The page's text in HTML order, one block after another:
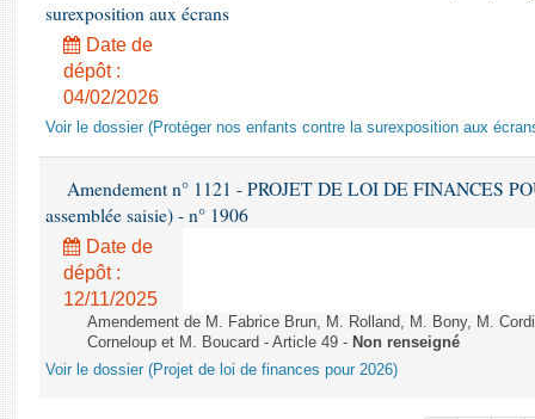
surexposition aux écrans
Date de
dépôt :
04/02/2026
Voir le dossier (Protéger nos enfants contre la surexposition aux
Amendement n° 1121 - PROJET DE LOI DE FINANCES
assemblée saisie) - n° 1906
Date de
dépôt :
12/11/2025
Amendement de M. Fabrice Brun, M. Rolland, M. Bony, M.
Corneloup et M. Boucard - Article 49 - Non renseigné
Voir le dossier (Projet de loi de finances pour 2026)